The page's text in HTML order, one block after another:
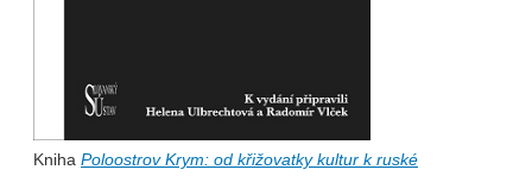
Kniha Poloostrov Krym: od křižovatky kultur k ruské